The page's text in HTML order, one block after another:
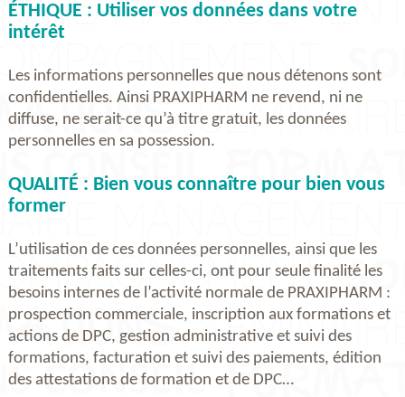
ÉTHIQUE : Utiliser vos données dans votre
intérêt
Les informations personnelles que nous détenons sont
confidentielles. Ainsi PRAXIPHARM ne revend, ni ne
diffuse, ne serait-ce qu’à titre gratuit, les données
personnelles en sa possession.
QUALITÉ : Bien vous connaître pour bien vous
former
L’utilisation de ces données personnelles, ainsi que les
traitements faits sur celles-ci, ont pour seule finalité les
besoins internes de l’activité normale de PRAXIPHARM :
prospection commerciale, inscription aux formations et
actions de DPC, gestion administrative et suivi des
formations, facturation et suivi des paiements, édition
des attestations de formation et de DPC…